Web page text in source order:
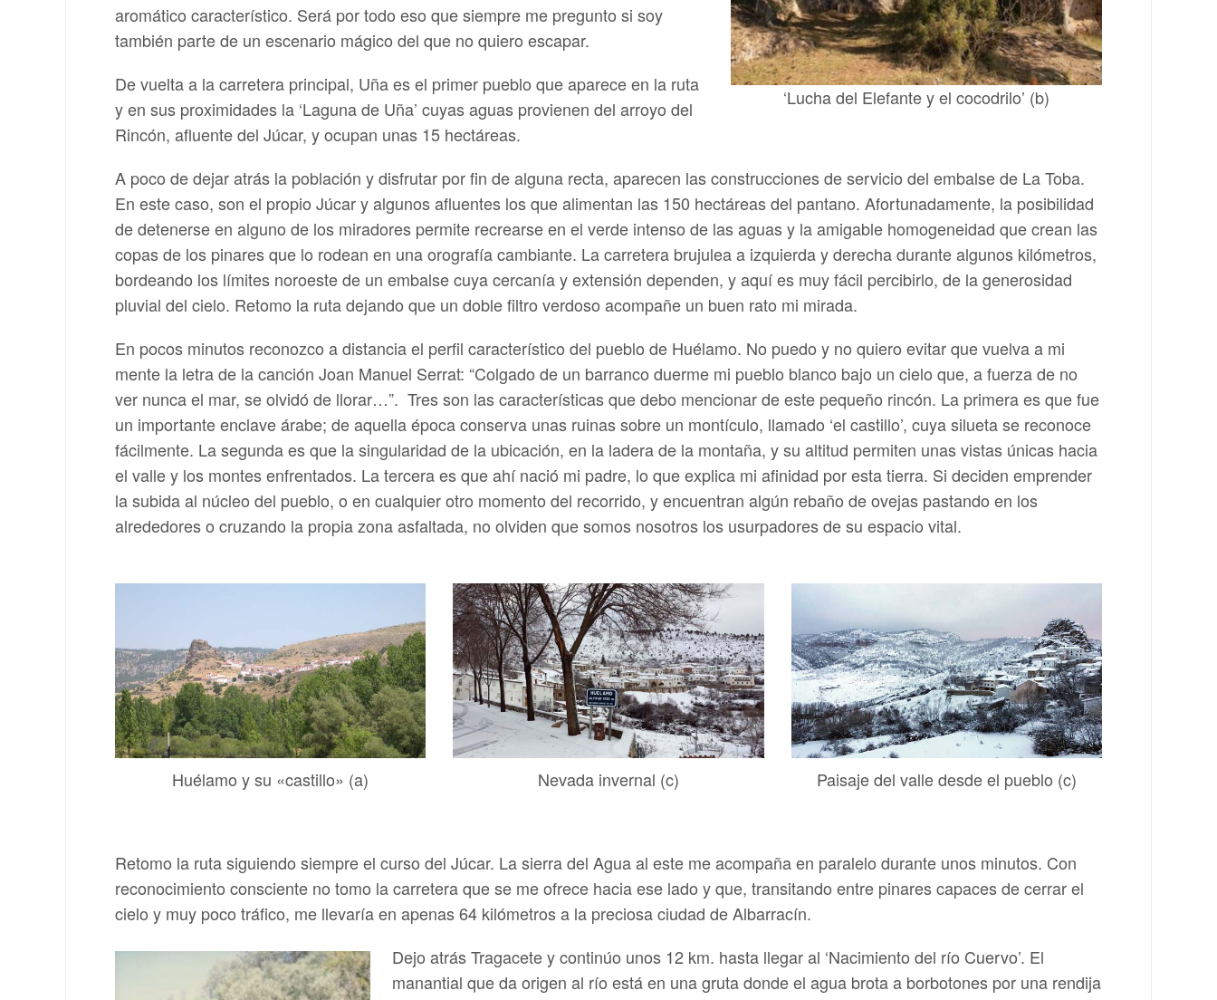
‘Lucha del Elefante y el cocodrilo’ (b)
aromático característico. Será por todo eso que siempre me pregunto si soy
también parte de un escenario mágico del que no quiero escapar.
De vuelta a la carretera principal, Uña es el primer pueblo que aparece en la ruta
y en sus proximidades la ‘Laguna de Uña’ cuyas aguas provienen del arroyo del
Rincón, afluente del Júcar, y ocupan unas 15 hectáreas.
A poco de dejar atrás la población y disfrutar por fin de alguna recta, aparecen las construcciones de servicio del embalse de La Toba.
En este caso, son el propio Júcar y algunos afluentes los que alimentan las 150 hectáreas del pantano. Afortunadamente, la posibilidad
de detenerse en alguno de los miradores permite recrearse en el verde intenso de las aguas y la amigable homogeneidad que crean las
copas de los pinares que lo rodean en una orografía cambiante. La carretera brujulea a izquierda y derecha durante algunos kilómetros,
bordeando los límites noroeste de un embalse cuya cercanía y extensión dependen, y aquí es muy fácil percibirlo, de la generosidad
pluvial del cielo. Retomo la ruta dejando que un doble filtro verdoso acompañe un buen rato mi mirada.
En pocos minutos reconozco a distancia el perfil característico del pueblo de Huélamo. No puedo y no quiero evitar que vuelva a mi
mente la letra de la canción Joan Manuel Serrat: “Colgado de un barranco duerme mi pueblo blanco bajo un cielo que, a fuerza de no
ver nunca el mar, se olvidó de llorar…”. Tres son las características que debo mencionar de este pequeño rincón. La primera es que fue
un importante enclave árabe; de aquella época conserva unas ruinas sobre un montículo, llamado ‘el castillo’, cuya silueta se reconoce
fácilmente. La segunda es que la singularidad de la ubicación, en la ladera de la montaña, y su altitud permiten unas vistas únicas hacia
el valle y los montes enfrentados. La tercera es que ahí nació mi padre, lo que explica mi afinidad por esta tierra. Si deciden emprender
la subida al núcleo del pueblo, o en cualquier otro momento del recorrido, y encuentran algún rebaño de ovejas pastando en los
alrededores o cruzando la propia zona asfaltada, no olviden que somos nosotros los usurpadores de su espacio vital.
Huélamo y su «castillo» (a) Nevada invernal (c) Paisaje del valle desde el pueblo (c)
Retomo la ruta siguiendo siempre el curso del Júcar. La sierra del Agua al este me acompaña en paralelo durante unos minutos. Con
reconocimiento consciente no tomo la carretera que se me ofrece hacia ese lado y que, transitando entre pinares capaces de cerrar el
cielo y muy poco tráfico, me llevaría en apenas 64 kilómetros a la preciosa ciudad de Albarracín.
Dejo atrás Tragacete y continúo unos 12 km. hasta llegar al ‘Nacimiento del río Cuervo’. El
manantial que da origen al río está en una gruta donde el agua brota a borbotones por una rendija